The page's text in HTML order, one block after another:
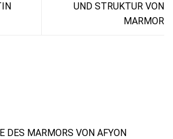
UND STRUKTUR VON
MARMOR
DES MARMORS VON AFYON